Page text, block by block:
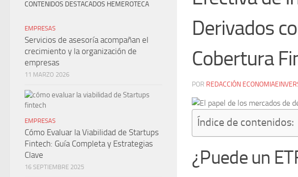
Derivados
Cobertura
POR REDACCIÓN
Índice de contenidos:
¿Puede un
CONTENIDOS DESTACADOS HEMEROTECA
EMPRESAS
Servicios de asesoría acompañan el
crecimiento y la organización de
empresas
11 MARZO 2026
EMPRESAS
Cómo Evaluar la Viabilidad de Startups
Fintech: Guía Completa y Estrategias
Clave
16 SEPTIEMBRE 2025